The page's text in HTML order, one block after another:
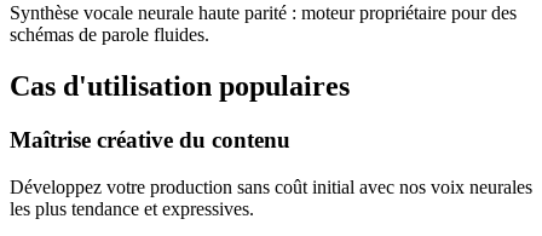
Synthèse vocale neurale haute parité : moteur propriétaire pour des
schémas de parole fluides.
Cas d'utilisation populaires
Maîtrise créative du contenu
Développez votre production sans coût initial avec nos voix neurales
les plus tendance et expressives.